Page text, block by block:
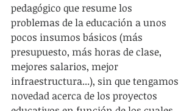
pedagógico que resume los
problemas de la educación a unos
pocos insumos básicos (más
presupuesto, más horas de clase,
mejores salarios, mejor
infraestructura...), sin que tengamos
novedad acerca de los proyectos